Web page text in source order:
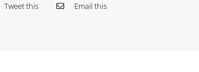
Tweet this Email this